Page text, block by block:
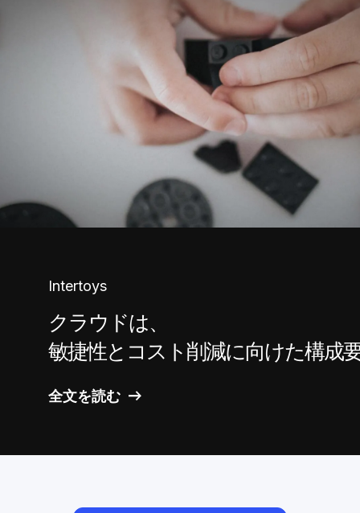
Intertoys
クラウドは、
敏捷性とコスト削減に向けた構成
全文を読む